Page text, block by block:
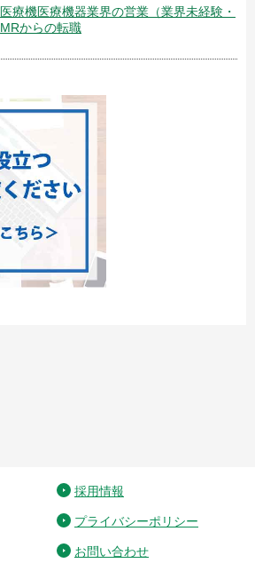
医療機医療機器業界の営業（業界未経験・
MRからの転職
採用情報
プライバシーポリシー
お問い合わせ